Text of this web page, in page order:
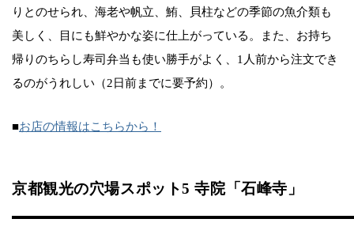
りとのせられ、海老や帆立、鮪、貝柱などの季節の魚介類も
美しく、目にも鮮やかな姿に仕上がっている。また、お持ち
帰りのちらし寿司弁当も使い勝手がよく、1人前から注文でき
るのがうれしい（2日前までに要予約）。
■お店の情報はこちらから！
京都観光の穴場スポット5 寺院「石峰寺」